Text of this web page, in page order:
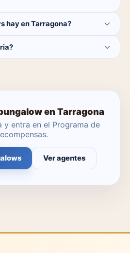
hay en Tarragona?
se actualiza a diario.
en Tarragona
y entra en el Programa de
Ver agentes